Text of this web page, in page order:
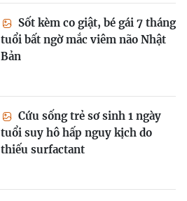
Sốt kèm co giật, bé gái 7 tháng
tuổi bất ngờ mắc viêm não Nhật
Bản
Cứu sống trẻ sơ sinh 1 ngày
tuổi suy hô hấp nguy kịch do
thiếu surfactant